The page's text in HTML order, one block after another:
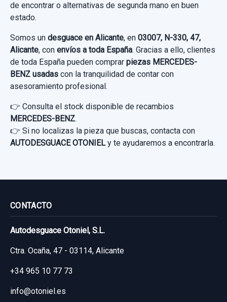
Sin IVA, gastos de envío no incluidos.
Consultar por whatsapp
de encontrar o alternativas de segunda mano en buen
estado.
Somos un desguace en Alicante, en 03007, N-330, 47,
Alicante, con envíos a toda España. Gracias a ello, clientes
de toda España pueden comprar piezas MERCEDES-
BENZ usadas con la tranquilidad de contar con
asesoramiento profesional.
👉 Consulta el stock disponible de recambios
MERCEDES-BENZ.
👉 Si no localizas la pieza que buscas, contacta con
AUTODESGUACE OTONIELy te ayudaremos a encontrarla.
CONTACTO
Autodesguace Otoniel, S.L.
Ctra. Ocaña, 47 - 03114, Alicante
+34 965 10 77 73
info@otoniel.es